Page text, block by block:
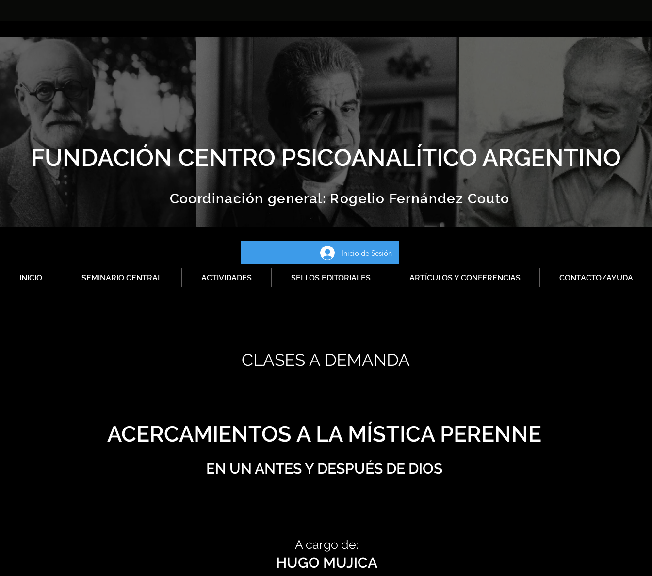
FUNDACIÓN CENTRO PSICOANALÍTICO ARGENTINO
Coordinación general:Rogelio Fernández Couto
Inicio de Sesión
INICIO SEMINARIO CENTRAL ACTIVIDADES SELLOS EDITORIALES ARTÍCULOS Y CONFERENCIAS CONTACTO/AYUDA
CLASES A DEMANDA
ACERCAMIENTOS A LA MÍSTICA PERENNE
EN UN ANTES Y DESPUÉS DE DIOS
A cargo de:
HUGO MUJICA